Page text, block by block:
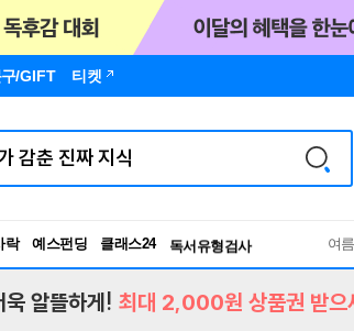
/GIFT 티켓
락 예스펀딩 클래스24
독서유형검사
RBTI Lab
여
알뜰하게! 최대 2,000원 상품권 받으